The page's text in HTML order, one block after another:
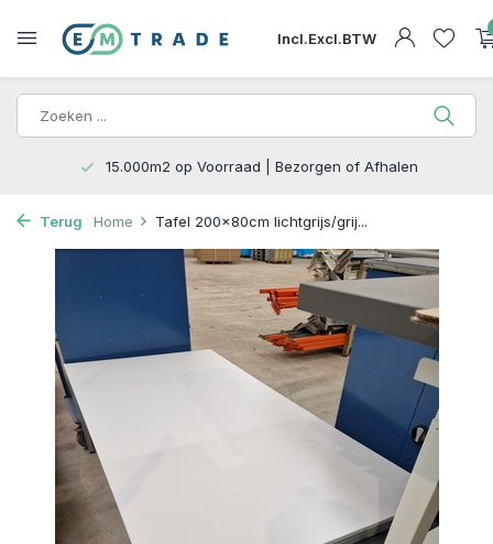
Incl.Excl.BTW
15.000m2 op Voorraad | Bezorgen of Afhalen
Terug Home Tafel 200x80cm lichtgrijs/grij...